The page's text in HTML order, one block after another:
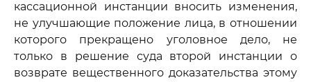
кассационной инстанции вносить изменения,
не улучшающие положение лица, в отношении
которого прекращено уголовное дело, не
только в решение суда второй инстанции о
возврате вещественного доказательства этому